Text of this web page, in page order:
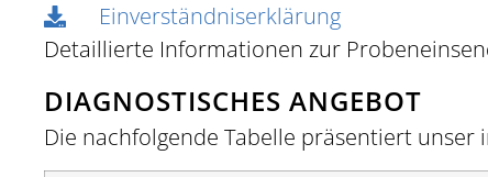
Einverständniserklärung
Detaillierte Informationen zur
DIAGNOSTISCHES ANGEBOT
Die nachfolgende Tabelle präsentiert